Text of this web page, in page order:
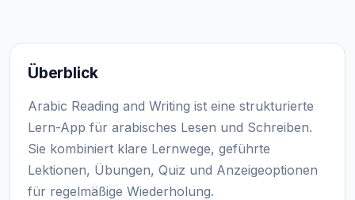
Überblick
Arabic Reading and Writing ist eine strukturierte
Lern-App für arabisches Lesen und Schreiben.
Sie kombiniert klare Lernwege, geführte
Lektionen, Übungen, Quiz und Anzeigeoptionen
für regelmäßige Wiederholung.